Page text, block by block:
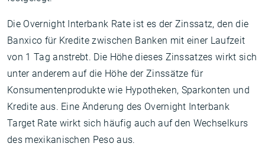
Die Overnight Interbank Rate ist es der Zinssatz, den die
Banxico für Kredite zwischen Banken mit einer Laufzeit
von 1 Tag anstrebt. Die Höhe dieses Zinssatzes wirkt sich
unter anderem auf die Höhe der Zinssätze für
Konsumentenprodukte wie Hypotheken, Sparkonten und
Kredite aus. Eine Änderung des Overnight Interbank
Target Rate wirkt sich häufig auch auf den Wechselkurs
des mexikanischen Peso aus.